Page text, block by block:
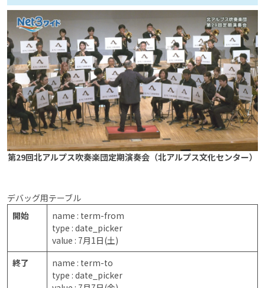
第29回北アルプス吹奏楽団定期演奏会（北アルプス文化センター）
デバッグ用テーブル
開始
name : term-from
type : date_picker
value : 7月1日(土)
終了
name : term-to
type : date_picker